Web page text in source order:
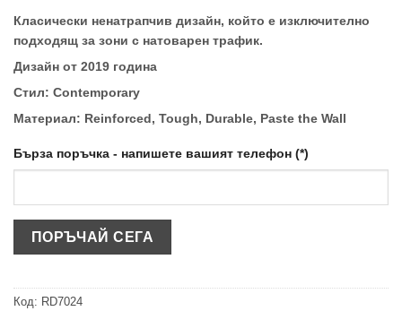
Класически ненатрапчив дизайн, който е изключително
подходящ за зони с натоварен трафик.
Дизайн от 2019 година
Стил: Contemporary
Материал: Reinforced, Tough, Durable, Paste the Wall
Бърза поръчка - напишете вашият телефон (*)
Код: RD7024